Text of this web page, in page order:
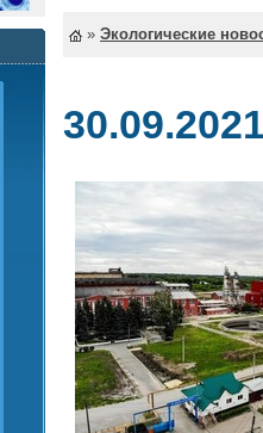
» Экологические